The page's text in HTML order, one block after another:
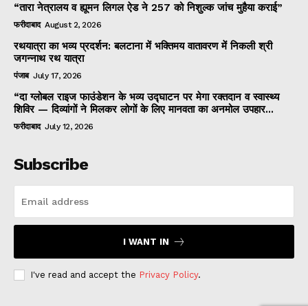
“तारा नेत्रालय व ह्यूमन लिगल ऐड ने 257 को निशुल्क जांच मुहैया कराई”
फरीदाबाद August 2, 2026
रथयात्रा का भव्य प्रदर्शन: बलटाना में भक्तिमय वातावरण में निकली श्री
जगन्नाथ रथ यात्रा
पंजाब July 17, 2026
“दा ग्लोबल राइज फाउंडेशन के भव्य उद्घाटन पर मेगा रक्तदान व स्वास्थ्य
शिविर — दिव्यांगों ने मिलकर लोगों के लिए मानवता का अनमोल उपहार...
फरीदाबाद July 12, 2026
Subscribe
I WANT IN
I've read and accept the Privacy Policy.